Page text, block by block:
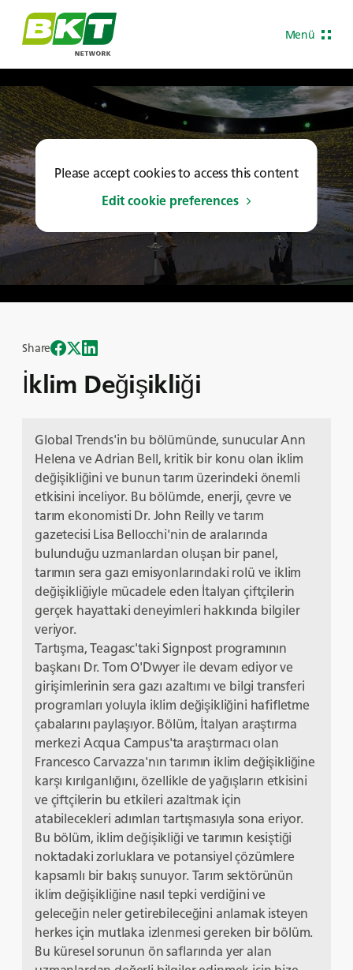
Menü
Please accept cookies to access this content
Edit cookie preferences
İklim Değişikliği
Share
Global Trends'in bu bölümünde, sunucular Ann
Helena ve Adrian Bell, kritik bir konu olan iklim
değişikliğini ve bunun tarım üzerindeki önemli
etkisini inceliyor. Bu bölümde, enerji, çevre ve
tarım ekonomisti Dr. John Reilly ve tarım
gazetecisi Lisa Bellocchi'nin de aralarında
bulunduğu uzmanlardan oluşan bir panel,
tarımın sera gazı emisyonlarındaki rolü ve iklim
değişikliğiyle mücadele eden İtalyan çiftçilerin
gerçek hayattaki deneyimleri hakkında bilgiler
veriyor.
Tartışma, Teagasc'taki Signpost programının
başkanı Dr. Tom O'Dwyer ile devam ediyor ve
girişimlerinin sera gazı azaltımı ve bilgi transferi
programları yoluyla iklim değişikliğini hafifletme
çabalarını paylaşıyor. Bölüm, İtalyan araştırma
merkezi Acqua Campus'ta araştırmacı olan
Francesco Carvazza'nın tarımın iklim değişikliğine
karşı kırılganlığını, özellikle de yağışların etkisini
ve çiftçilerin bu etkileri azaltmak için
atabilecekleri adımları tartışmasıyla sona eriyor.
Bu bölüm, iklim değişikliği ve tarımın kesiştiği
noktadaki zorluklara ve potansiyel çözümlere
kapsamlı bir bakış sunuyor. Tarım sektörünün
iklim değişikliğine nasıl tepki verdiğini ve
geleceğin neler getirebileceğini anlamak isteyen
herkes için mutlaka izlenmesi gereken bir bölüm.
Bu küresel sorunun ön saflarında yer alan